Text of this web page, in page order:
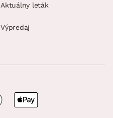
Aktuálny leták
Výpredaj